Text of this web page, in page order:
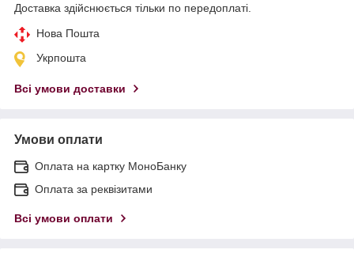
Доставка здійснюється тільки по передоплаті.
Нова Пошта
Укрпошта
Всі умови доставки
Умови оплати
Оплата на картку МоноБанку
Оплата за реквізитами
Всі умови оплати